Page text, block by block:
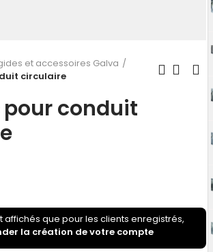
et accessoires Galva
circulaire
pour conduit
affichés que pour les clients enregistrés,
la création de votre compte